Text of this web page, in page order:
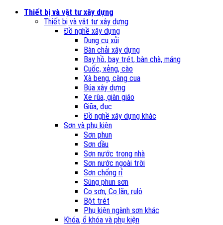
Thiết bị và vật tư xây dựng
Thiết bị và vật tư xây dựng
Đồ nghề xây dựng
Dụng cụ xủi
Bàn chải xây dựng
Bay hồ, bay trét, bàn chà, máng
Cuốc, xẻng, cào
Xà beng, càng cua
Búa xây dựng
Xe rùa, giàn giáo
Giũa, đục
Đồ nghề xây dựng khác
Sơn và phụ kiện
Sơn phun
Sơn dầu
Sơn nước trong nhà
Sơn nước ngoài trời
Sơn chống rỉ
Súng phun sơn
Cọ sơn, Cọ lăn, rulô
Bột trét
Phụ kiện ngành sơn khác
Khóa, ổ khóa và phụ kiện